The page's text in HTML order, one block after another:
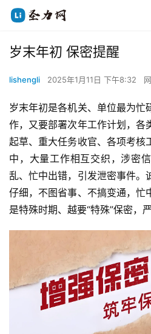
岁末年初 保密提醒
lishengli 2025年1月11日 下午8:32
岁末年初是各机关、单位最为忙
作，又要部署次年工作计划，各
起草、重大任务收官、各项考核
中，大量工作相互交织，涉密
乱、忙中出错，引发泄密事件。
仔细，不图省事、不搞变通，忙
是特殊时期、越要“特殊”保密，